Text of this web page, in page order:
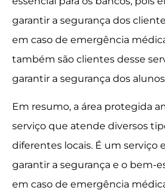
garantir a segurança dos
em caso de emergência
também são clientes desse
garantir a segurança dos
Em resumo, a área protegida
serviço que atende diversos
diferentes locais. É um serviço
garantir a segurança e o bem-
em caso de emergência